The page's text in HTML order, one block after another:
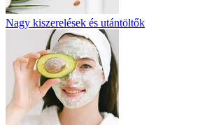
Nagy kiszerelések és utántöltők